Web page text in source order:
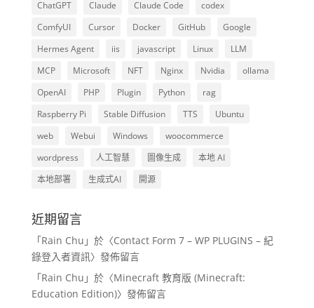
ChatGPT
Claude Claude Code
codex
ComfyUI
Cursor Docker GitHub
Google
Hermes Agent
iis javascript Linux
LLM
MCP
Microsoft NFT Nginx Nvidia
ollama
OpenAI
PHP Plugin Python
rag
Raspberry Pi
Stable Diffusion TTS
Ubuntu
web
Webui Windows
woocommerce
wordpress
人工智慧 圖像生成
本地 AI
本地部署
生成式AI 開源
近期留言
「Rain Chu 」於〈Contact Form 7 – WP PLUGINS – 紀
錄登入者資訊〉發佈留言
「Rain Chu 」於〈Minecraft 教育版 (Minecraft:
Education Edition)〉發佈留言